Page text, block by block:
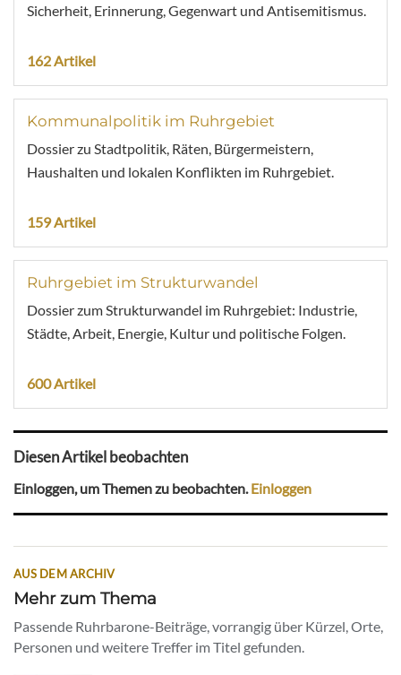
Sicherheit, Erinnerung, Gegenwart und Antisemitismus.
162 Artikel
Kommunalpolitik im Ruhrgebiet
Dossier zu Stadtpolitik, Räten, Bürgermeistern,
Haushalten und lokalen Konflikten im Ruhrgebiet.
159 Artikel
Ruhrgebiet im Strukturwandel
Dossier zum Strukturwandel im Ruhrgebiet: Industrie,
Städte, Arbeit, Energie, Kultur und politische Folgen.
600 Artikel
Diesen Artikel beobachten
Einloggen, um Themen zu beobachten.Einloggen
AUS DEM ARCHIV
Mehr zum Thema
Passende Ruhrbarone-Beiträge, vorrangig über Kürzel, Orte,
Personen und weitere Treffer im Titel gefunden.